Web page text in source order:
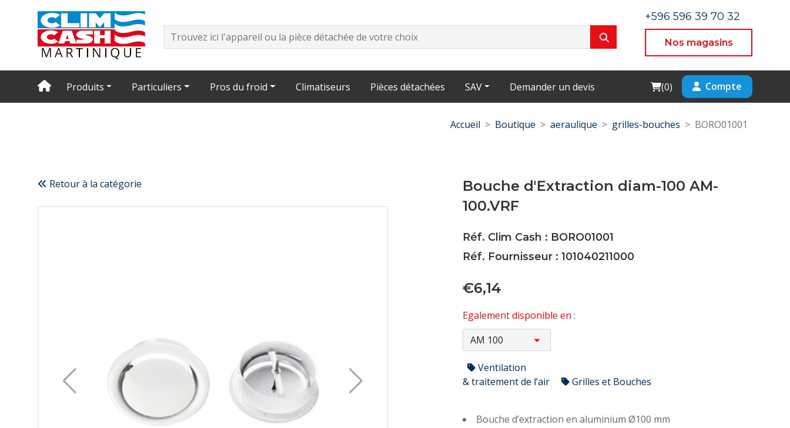
+596 596 39 70 32
Nos magasins
Produits Particuliers Pros du froid Climatiseurs Pièces détachées SAV Demander un devis Cart
(0) Compte
Accueil Boutique aeraulique grilles-bouches BORO01001
Retour à la catégorie
Bouche d'Extraction diam-100 AM-
100.VRF
Réf. Clim Cash : BORO01001
Réf. Fournisseur : 101040211000
€6,14
Egalement disponible en :
Ventilation
& traitement de l’air
Grilles et Bouches
Bouche d’extraction en aluminium Ø100 mm